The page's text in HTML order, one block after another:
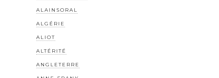
ALAINSORAL
ALGÉRIE
ALIOT
ALTÉRITÉ
ANGLETERRE